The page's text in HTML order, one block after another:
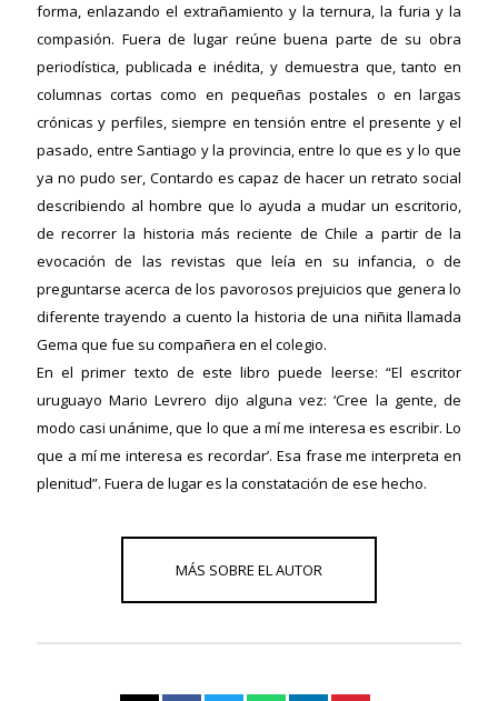
forma, enlazando el extrañamiento y la ternura, la furia y la
compasión. Fuera de lugar reúne buena parte de su obra
periodística, publicada e inédita, y demuestra que, tanto en
columnas cortas como en pequeñas postales o en largas
crónicas y perfiles, siempre en tensión entre el presente y el
pasado, entre Santiago y la provincia, entre lo que es y lo que
ya no pudo ser, Contardo es capaz de hacer un retrato social
describiendo al hombre que lo ayuda a mudar un escritorio,
de recorrer la historia más reciente de Chile a partir de la
evocación de las revistas que leía en su infancia, o de
preguntarse acerca de los pavorosos prejuicios que genera lo
diferente trayendo a cuento la historia de una niñita llamada
Gema que fue su compañera en el colegio.
En el primer texto de este libro puede leerse: “El escritor
uruguayo Mario Levrero dijo alguna vez: ‘Cree la gente, de
modo casi unánime, que lo que a mí me interesa es escribir. Lo
que a mí me interesa es recordar’. Esa frase me interpreta en
plenitud”. Fuera de lugar es la constatación de ese hecho.